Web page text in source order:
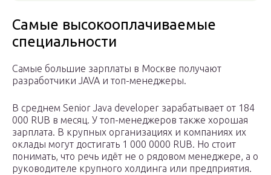
Самые высокооплачиваемые
специальности
Самые большие зарплаты в Москве получают
разработчики JAVA и топ-менеджеры.
В среднем Senior Java developer зарабатывает от 184
000 RUB в месяц. У топ-менеджеров также хорошая
зарплата. В крупных организациях и компаниях их
оклады могут достигать 1 000 0000 RUB. Но стоит
понимать, что речь идёт не о рядовом менеджере, а о
руководителе крупного холдинга или предприятия.